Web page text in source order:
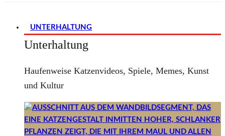
UNTERHALTUNG
Unterhaltung
Haufenweise Katzenvideos, Spiele, Memes, Kunst
und Kultur